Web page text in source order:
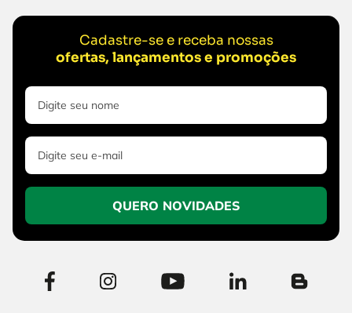
Cadastre-se e receba nossas
ofertas, lançamentos e promoções
QUERO NOVIDADES